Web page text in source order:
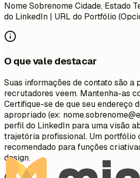
Nome Sobrenome Cidade, Estado
do LinkedIn | URL do Portfólio
O que vale destacar
Suas informações de contato são a
recrutadores veem. Mantenha-as
Certifique-se de que seu endereço
apropriado (ex:
perfil do LinkedIn para uma visão
trajetória profissional. Um portfólio
recomendado para funções
design.